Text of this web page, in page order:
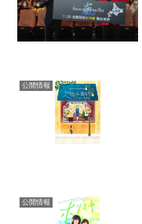
公開情報
公開情報